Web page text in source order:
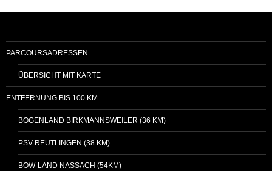
PARCOURSADRESSEN
ÜBERSICHT MIT KARTE
ENTFERNUNG BIS 100 KM
BOGENLAND BIRKMANNSWEILER (36 KM)
PSV REUTLINGEN (38 KM)
BOW-LAND NASSACH (54KM)